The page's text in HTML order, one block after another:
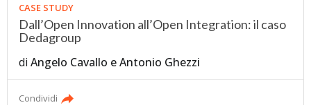
CASE STUDY
Dall’Open Innovation all’Open Integration: il caso
Dedagroup
diAngelo Cavallo eAntonio Ghezzi
Condividi